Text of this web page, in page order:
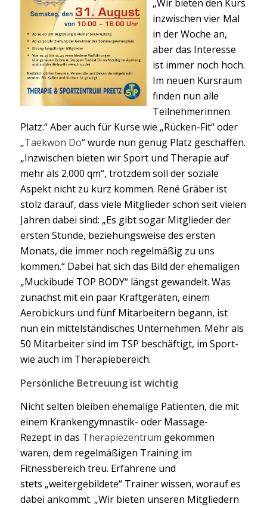
„Wir bieten den Kurs
inzwischen vier Mal
in der Woche an,
aber das Interesse
ist immer noch hoch.
Im neuen Kursraum
finden nun alle
Teilnehmerinnen
Platz.“ Aber auch für Kurse wie „Rücken-Fit“ oder
„Taekwon Do“ wurde nun genug Platz geschaffen.
„Inzwischen bieten wir Sport und Therapie auf
mehr als 2.000 qm“, trotzdem soll der soziale
Aspekt nicht zu kurz kommen. René Gräber ist
stolz darauf, dass viele Mitglieder schon seit vielen
Jahren dabei sind: „Es gibt sogar Mitglieder der
ersten Stunde, beziehungsweise des ersten
Monats, die immer noch regelmäßig zu uns
kommen.“ Dabei hat sich das Bild der ehemaligen
„Muckibude TOP BODY“ längst gewandelt. Was
zunächst mit ein paar Kraftgeräten, einem
Aerobickurs und fünf Mitarbeitern begann, ist
nun ein mittelständisches Unternehmen. Mehr als
50 Mitarbeiter sind im TSP beschäftigt, im Sport-
wie auch im Therapiebereich.
Persönliche Betreuung ist wichtig
Nicht selten bleiben ehemalige Patienten, die mit
einem Krankengymnastik- oder Massage-
Rezept in das Therapiezentrum gekommen
waren, dem regelmäßigen Training im
Fitnessbereich treu. Erfahrene und
stets „weitergebildete“ Trainer wissen, worauf es
dabei ankommt. „Wir bieten unseren Mitgliedern